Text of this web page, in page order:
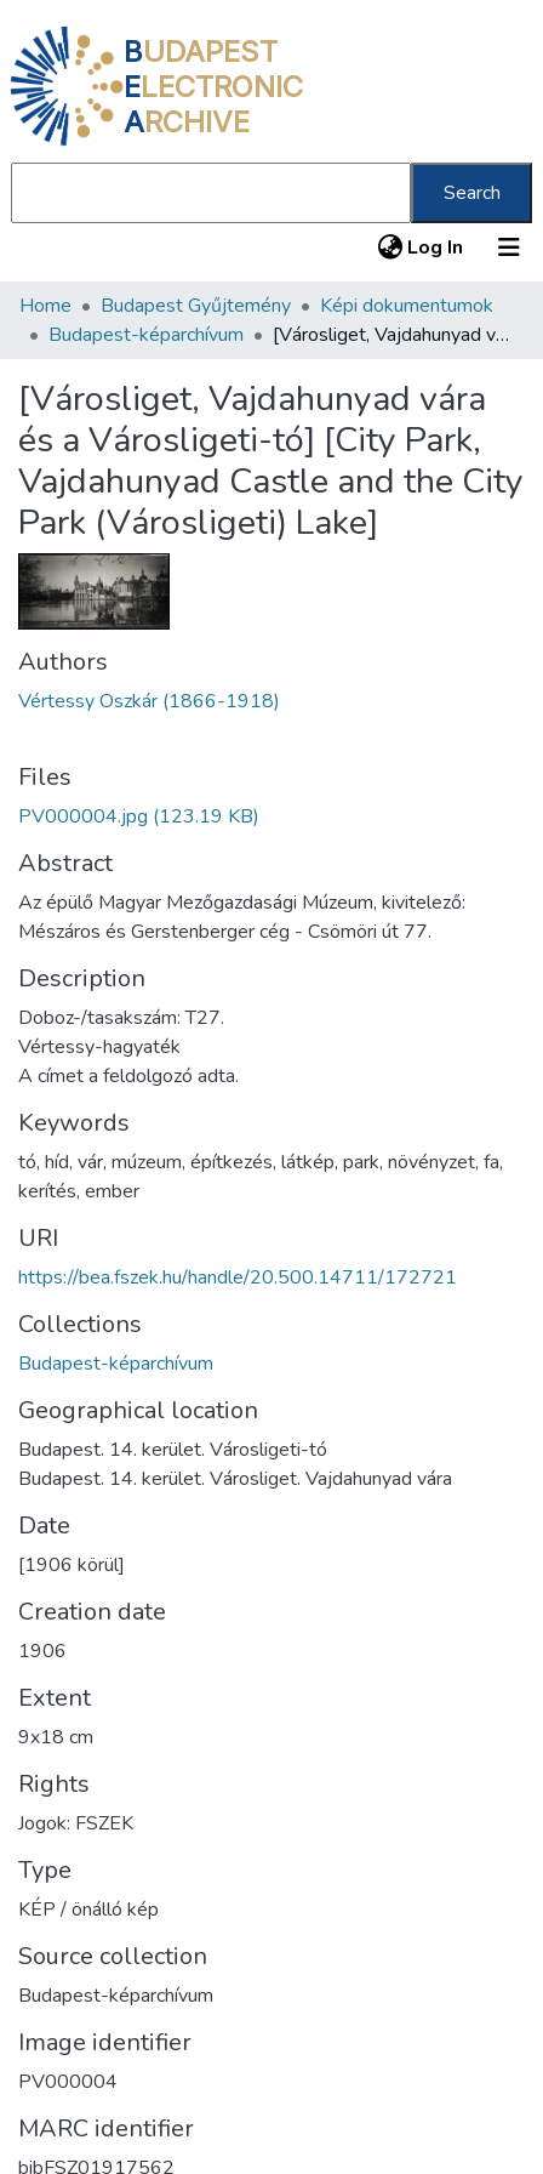
BUDAPEST
ELECTRONIC
ARCHIVE
Search
Log In (current)
Communities & Collections
Statistics
About us
Home Budapest Gyűjtemény
Képi dokumentumok
Budapest-képarchívum
[Városliget, Vajdahunyad vára és a Városligeti-tó] [City Park, Vajdahunyad Castle and the City Park (Városligeti) Lake]
[Városliget, Vajdahunyad vára
és a Városligeti-tó] [City Park,
Vajdahunyad Castle and the City
Park (Városligeti) Lake]
Authors
Vértessy Oszkár (1866-1918)
Files
PV000004.jpg (123.19 KB)
Abstract
Az épülő Magyar Mezőgazdasági Múzeum, kivitelező:
Mészáros és Gerstenberger cég - Csömöri út 77.
Description
Doboz-/tasakszám: T27.
Vértessy-hagyaték
A címet a feldolgozó adta.
Keywords
tó, híd, vár, múzeum, építkezés, látkép, park, növényzet, fa,
kerítés, ember
URI
https://bea.fszek.hu/handle/20.500.14711/172721
Collections
Budapest-képarchívum
Geographical location
Budapest. 14. kerület. Városligeti-tó
Budapest. 14. kerület. Városliget. Vajdahunyad vára
Date
[1906 körül]
Creation date
1906
Extent
9x18 cm
Rights
Jogok: FSZEK
Type
KÉP / önálló kép
Source collection
Budapest-képarchívum
Image identifier
PV000004
MARC identifier
bibFSZ01917562